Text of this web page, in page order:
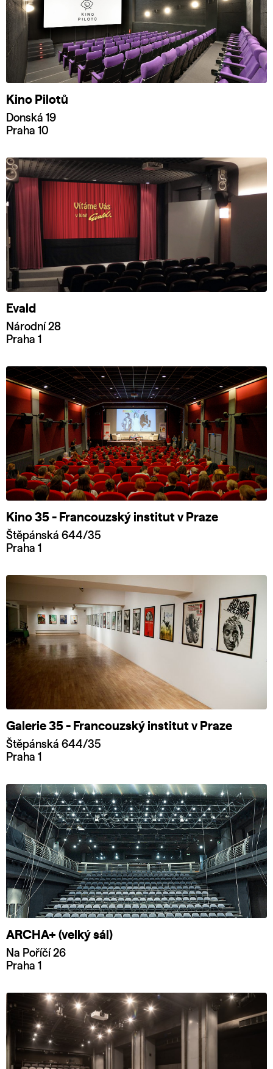
Kino Pilotů
Donská 19
Praha 10
Evald
Národní 28
Praha 1
Kino 35 - Francouzský institut v Praze
Štěpánská 644/35
Praha 1
Galerie 35 - Francouzský institut v Praze
Štěpánská 644/35
Praha 1
ARCHA+ (velký sál)
Na Poříčí 26
Praha 1